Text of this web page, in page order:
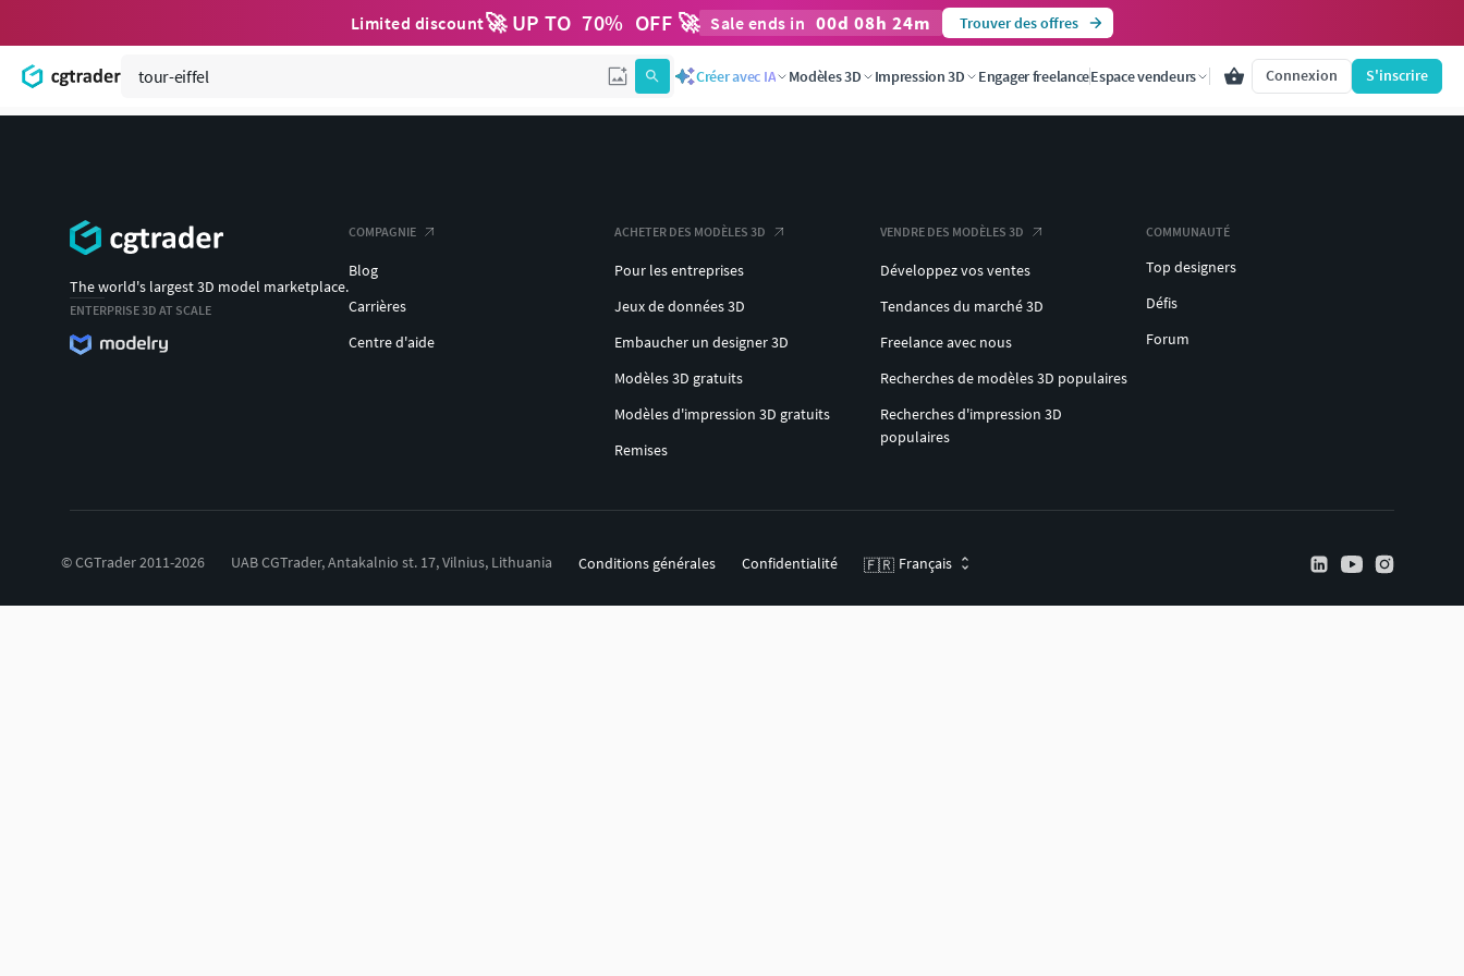
Limited discount🚀 UP TO 70% OFF 🚀 Sale ends in 00d 08h 24m Trouver des offres
Créer avec IA Modèles 3D Impression 3D Engager freelanceEspace vendeurs Connexion S'inscrire
The world's largest 3D model marketplace.
ENTERPRISE 3D AT SCALE
COMPAGNIE
Blog
Carrières
Centre d'aide
ACHETER DES MODÈLES 3D
Pour les entreprises
Jeux de données 3D
Embaucher un designer 3D
Modèles 3D gratuits
Modèles d'impression 3D gratuits
Remises
VENDRE DES MODÈLES 3D
Développez vos ventes
Tendances du marché 3D
Freelance avec nous
Recherches de modèles 3D populaires
Recherches d'impression 3D
populaires
COMMUNAUTÉ
Top designers
Défis
Forum
© CGTrader 2011-2026 UAB CGTrader, Antakalnio st. 17, Vilnius, Lithuania Conditions générales Confidentialité 🇫🇷 Français